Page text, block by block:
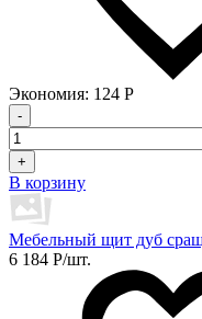
Экономия: 124 Р
-
+
В корзину
Мебельный щит дуб
6 184 Р/шт.